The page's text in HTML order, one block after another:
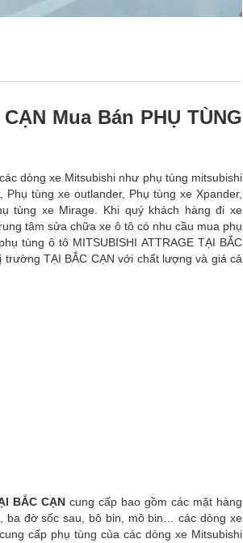
Mua Bán PHỤ TÙNG
dòng xe Mitsubishi như phụ tùng mitsubishi
tùng xe outlander, Phụ tùng xe Xpander,
tùng xe Mirage. Khi quý khách hàng đi xe
tâm sửa chữa xe ô tô có nhu cầu mua phụ
tùng ô tô MITSUBISHI ATTRAGE TẠI BẮC
trường TẠI BẮC CẠN với chất lượng và giá cả
BẮC CẠN cung cấp bao gồm các mặt hàng
ba đờ sốc sau, bô bin, mô bin… các dòng xe
cấp phụ tùng của các dòng xe Mitsubishi